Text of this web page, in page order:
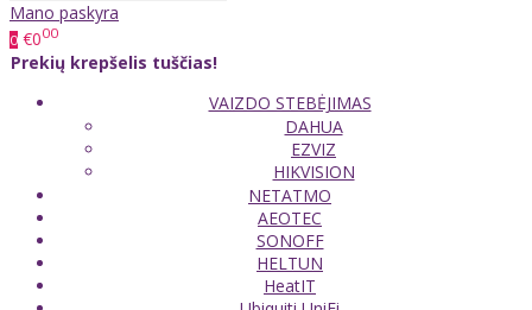
Mano paskyra
0 €000
Prekių krepšelis tuščias!
VAIZDO STEBĖJIMAS
DAHUA
EZVIZ
HIKVISION
NETATMO
AEOTEC
SONOFF
HELTUN
HeatIT